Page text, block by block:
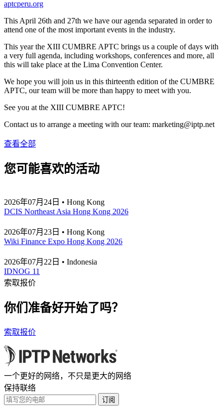
aptcperu.org
This April 26th and 27th we have our agenda separated in order to
attend one of the most important events in the industry.
This year the XIII CUMBRE APTC brings us a couple of days with
a very full agenda, including workshops, conferences and more, all
this will take place at the Lima Convention Center.
We hope you will join us in this thirteenth edition of the CUMBRE
APTC, our team will be more than happy to meet with you.
See you at the XIII CUMBRE APTC!
Contact us to arrange a meeting with our team: marketing iptp.net
查看全部
您可能喜欢的活动
2026年07月24日 • Hong Kong
DCIS Northeast Asia Hong Kong 2026
2026年07月23日 • Hong Kong
Wiki Finance Expo Hong Kong 2026
2026年07月22日 • Indonesia
IDNOG 11
索取报价
你们准备好开始了吗？
索取报价
一个更好的网络，不只是更大的网络
保持联络
订阅